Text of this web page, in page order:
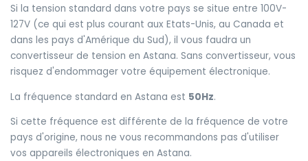
Si la tension standard dans votre pays se situe entre 100V-
127V (ce qui est plus courant aux Etats-Unis, au Canada et
dans les pays d'Amérique du Sud), il vous faudra un
convertisseur de tension en Astana. Sans convertisseur, vous
risquez d'endommager votre équipement électronique.
La fréquence standard en Astana est 50Hz.
Si cette fréquence est différente de la fréquence de votre
pays d'origine, nous ne vous recommandons pas d'utiliser
vos appareils électroniques en Astana.